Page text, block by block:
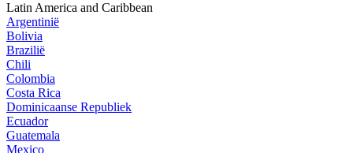
Latin America and Caribbean
Argentinië
Bolivia
Brazilië
Chili
Colombia
Costa Rica
Dominicaanse Republiek
Ecuador
Guatemala
Mexico